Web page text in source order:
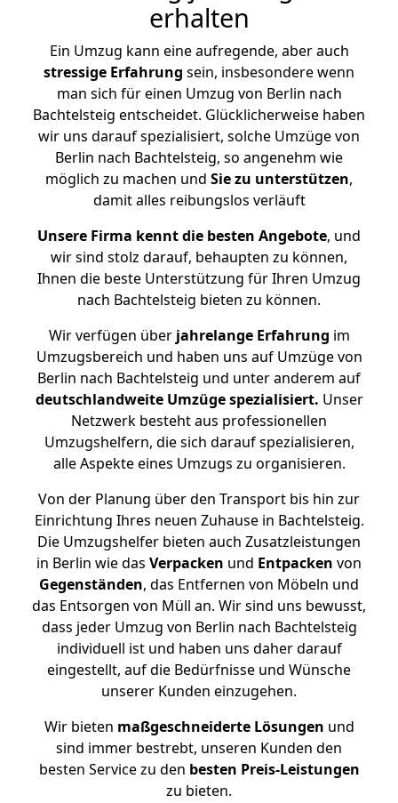
erhalten
Ein Umzug kann eine aufregende, aber auch
stressige Erfahrung sein, insbesondere wenn
man sich für einen Umzug von Berlin nach
Bachtelsteig entscheidet. Glücklicherweise haben
wir uns darauf spezialisiert, solche Umzüge von
Berlin nach Bachtelsteig, so angenehm wie
möglich zu machen und Sie zu unterstützen,
damit alles reibungslos verläuft
Unsere Firma kennt die besten Angebote, und
wir sind stolz darauf, behaupten zu können,
Ihnen die beste Unterstützung für Ihren Umzug
nach Bachtelsteig bieten zu können.
Wir verfügen überjahrelange Erfahrung im
Umzugsbereich und haben uns auf Umzüge von
Berlin nach Bachtelsteig und unter anderem auf
deutschlandweite Umzüge spezialisiert. Unser
Netzwerk besteht aus professionellen
Umzugshelfern, die sich darauf spezialisieren,
alle Aspekte eines Umzugs zu organisieren.
Von der Planung über den Transport bis hin zur
Einrichtung Ihres neuen Zuhause in Bachtelsteig.
Die Umzugshelfer bieten auch Zusatzleistungen
in Berlin wie das Verpacken und Entpacken von
Gegenständen, das Entfernen von Möbeln und
das Entsorgen von Müll an. Wir sind uns bewusst,
dass jeder Umzug von Berlin nach Bachtelsteig
individuell ist und haben uns daher darauf
eingestellt, auf die Bedürfnisse und Wünsche
unserer Kunden einzugehen.
Wir bieten maßgeschneiderte Lösungen und
sind immer bestrebt, unseren Kunden den
besten Service zu den besten Preis-Leistungen
zu bieten.